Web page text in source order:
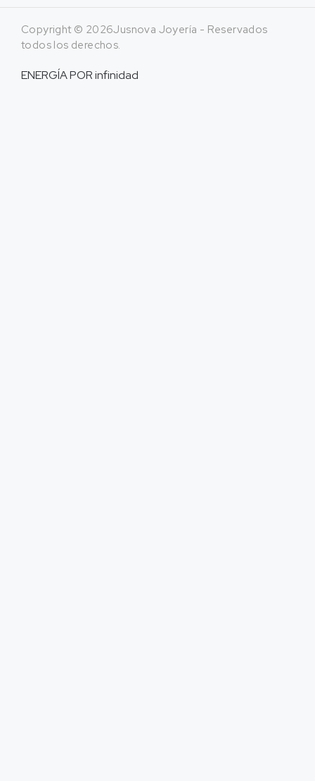
Copyright © 2026Jusnova Joyería - Reservados
todos los derechos.
ENERGÍA PORinfinidad